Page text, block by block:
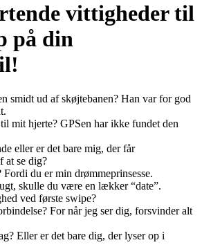
vittigheder til
på din
smidt ud af skøjtebanen? Han var for god
mit hjerte? GPSen har ikke fundet den
eller er det bare mig, der får
at se dig?
du er min drømmeprinsesse.
skulle du være en lækker “date”.
ved første swipe?
For når jeg ser dig, forsvinder alt
Eller er det bare dig, der lyser op i